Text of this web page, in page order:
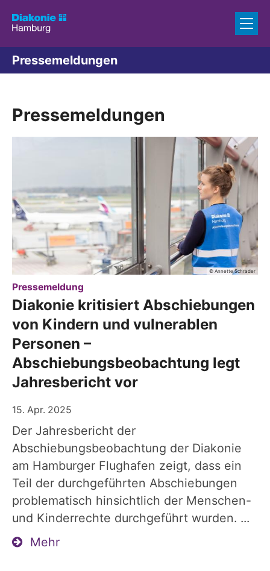
Pressemeldungen
Pressemeldungen
© Annette Schrader
Pressemeldung
Diakonie kritisiert Abschiebungen
von Kindern und vulnerablen
Personen –
Abschiebungsbeobachtung legt
Jahresbericht vor
15. Apr. 2025
Der Jahresbericht der
Abschiebungsbeobachtung der Diakonie
am Hamburger Flughafen zeigt, dass ein
Teil der durchgeführten Abschiebungen
problematisch hinsichtlich der Menschen-
und Kinderrechte durchgeführt wurden. ...
Mehr